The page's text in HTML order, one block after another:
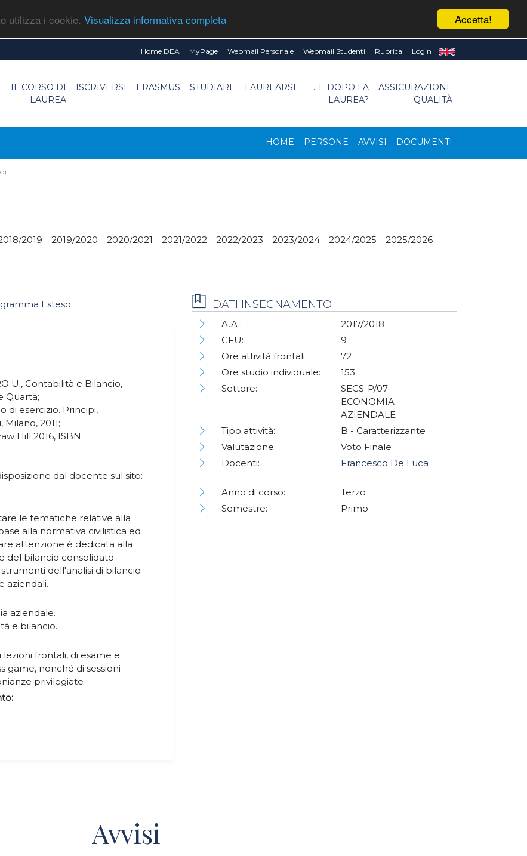
Accetta!
utilizza i cookie. Visualizza informativa completa
Home DEA MyPage Webmail Personale Webmail Studenti Rubrica Login
IL CORSO DI
LAUREA
ISCRIVERSI ERASMUS STUDIARE LAUREARSI
...E DOPO LA
LAUREA?
ASSICURAZIONE
QUALITÀ
HOME PERSONE AVVISI DOCUMENTI
2019 2019/2020 2020/2021 2021/2022 2022/2023 2023/2024 2024/2025 2025/2026
Esteso
U., Contabilità e Bilancio,
Quarta;
di esercizio. Principi,
2011;
Hill 2016, ISBN:
dal docente sul sito:
le tematiche relative alla
alla normativa civilistica ed
attenzione è dedicata alla
del bilancio consolidato.
dell'analisi di bilancio
aziendali.
aziendale.
e bilancio.
frontali, di esame e
game, nonché di sessioni
privilegiate
DATI INSEGNAMENTO
A.A.:
2017/2018
CFU:
9
Ore attività frontali:
72
Ore studio individuale:
153
Settore:
SECS-P/07 -
ECONOMIA
AZIENDALE
Tipo attività:
B - Caratterizzante
Valutazione:
Voto Finale
Docenti:
Francesco De Luca
Anno di corso:
Terzo
Semestre:
Primo
Avvisi